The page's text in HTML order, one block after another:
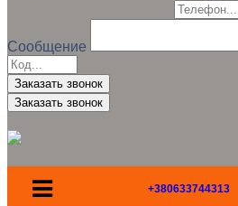
Сообщение
Заказать звонок
+380633744313